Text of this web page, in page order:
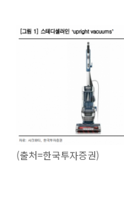
(출처=한국투자증권)